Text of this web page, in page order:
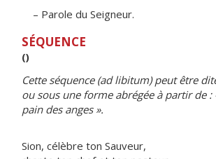
– Parole du Seigneur.
SÉQUENCE
()
Cette séquence (ad libitum) peut être
ou sous une forme abrégée à partir de :
pain des anges ».
Sion, célèbre ton Sauveur,